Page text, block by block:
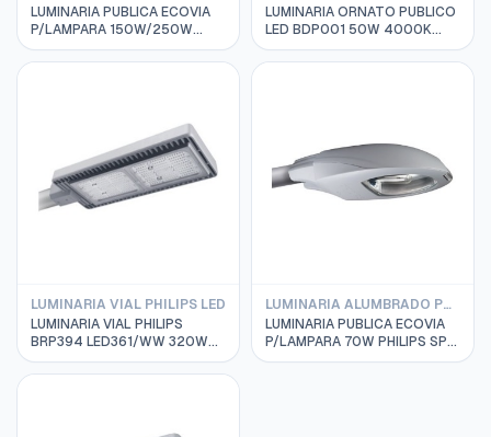
LUMINARIA PUBLICA ECOVIA
P/LAMPARA 150W/250W
PHILIPS SPP 186
911400990480 SIN EQUIPO
LUMINARIA ORNATO PUBLICO
LED BDP001 50W 4000K
220-240VAC IP66 PHILIPS
910500991003
LUMINARIA VIAL PHILIPS LED
LUMINARIA VIAL PHILIPS
BRP394 LED361/WW 320W
220-240V DM MP1
911401625003
LUMINARIA ALUMBRADO PUBLICO PHILIPS
LUMINARIA PUBLICA ECOVIA
P/LAMPARA 70W PHILIPS SPP
185 911400989780 SIN